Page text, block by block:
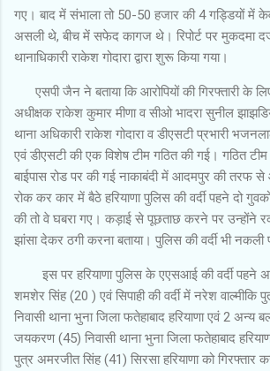
गए। बाद में संभाला तो 50-50 हजार की 4 गड्डियों में
असली थे, बीच में सफेद कागज थे। रिपोर्ट पर मुकदमा
थानाधिकारी राकेश गोदारा द्वारा शुरू किया गया।
एसपी जैन ने बताया कि आरोपियों की गिरफ्तारी के
अधीक्षक राकेश कुमार मीणा व सीओ भादरा सुनील
थाना अधिकारी राकेश गोदारा व डीएसटी प्रभारी
एवं डीएसटी की एक विशेष टीम गठित की गई। गठित टीम
बाईपास रोड पर की गई नाकाबंदी में आदमपुर की तरफ से
रोक कर कार में बैठे हरियाणा पुलिस की वर्दी पहने दो
की तो वे घबरा गए। कड़ाई से पूछताछ करने पर उन्होंने
झांसा देकर ठगी करना बताया। पुलिस की वर्दी भी
इस पर हरियाणा पुलिस के एएसआई की वर्दी पहने
शमशेर सिंह (20 ) एवं सिपाही की वर्दी में नरेश वाल्मीकि
निवासी थाना भुना जिला फतेहाबाद हरियाणा एवं 2 अन्य
जयकरण (45) निवासी थाना भुना जिला फतेहाबाद
पुत्र अमरजीत सिंह (41) सिरसा हरियाणा को गिरफ्तार